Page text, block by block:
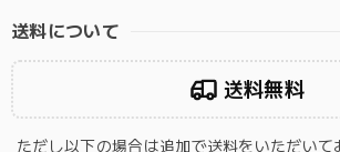
送料について
送料無料
ただし以下の場合は追加で送料をいただいて